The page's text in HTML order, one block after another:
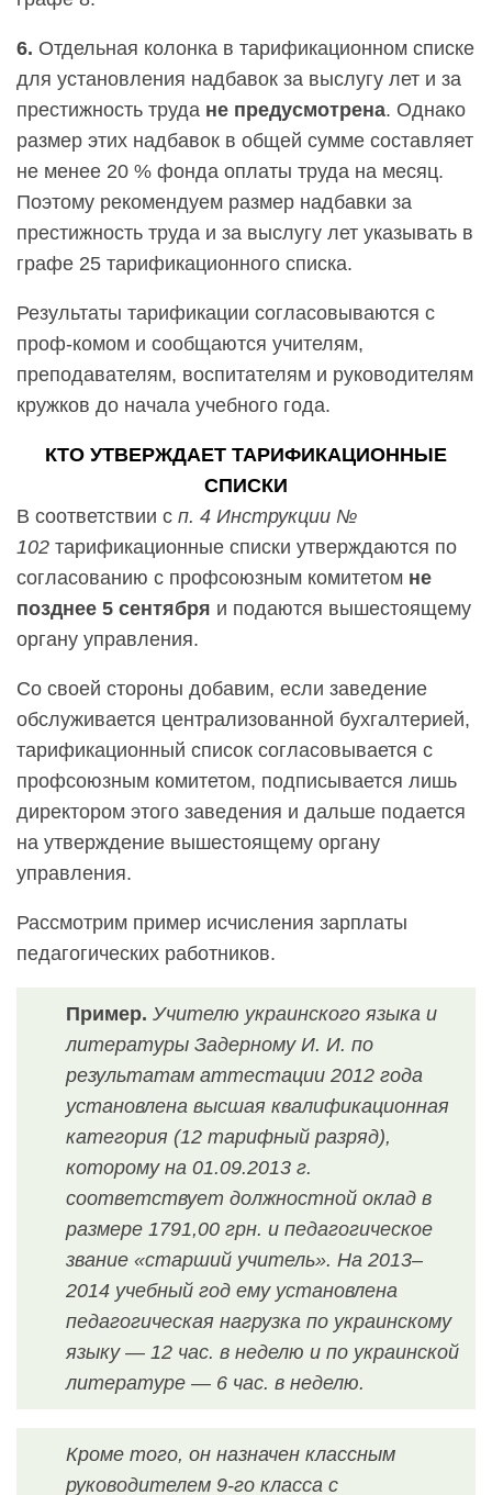
6. Отдельная колонка в тарификационном списке
для установления надбавок за выслугу лет и за
престижность труда не предусмотрена. Однако
размер этих надбавок в общей сумме составляет
не менее 20 % фонда оплаты труда на месяц.
Поэтому рекомендуем размер надбавки за
престижность труда и за выслугу лет указывать в
графе 25 тарификационного списка.
Результаты тарификации согласовываются с
проф-комом и сообщаются учителям,
преподавателям, воспитателям и руководителям
кружков до начала учебного года.
КТО УТВЕРЖДАЕТ ТАРИФИКАЦИОННЫЕ
СПИСКИ
В соответствии с п. 4 Инструкции №
102 тарификационные списки утверждаются по
согласованию с профсоюзным комитетом не
позднее 5 сентября и подаются вышестоящему
органу управления.
Со своей стороны добавим, если заведение
обслуживается централизованной бухгалтерией,
тарификационный список согласовывается с
профсоюзным комитетом, подписывается лишь
директором этого заведения и дальше подается
на утверждение вышестоящему органу
управления.
Рассмотрим пример исчисления зарплаты
педагогических работников.
Пример. Учителю украинского языка и
литературы Задерному И. И. по
результатам аттестации 2012 года
установлена высшая квалификационная
категория (12 тарифный разряд),
которому на 01.09.2013 г.
соответствует должностной оклад в
размере 1791,00 грн. и педагогическое
звание «старший учитель». На 2013–
2014 учебный год ему установлена
педагогическая нагрузка по украинскому
языку — 12 час. в неделю и по украинской
литературе — 6 час. в неделю.
Кроме того, он назначен классным
руководителем 9-го класса с